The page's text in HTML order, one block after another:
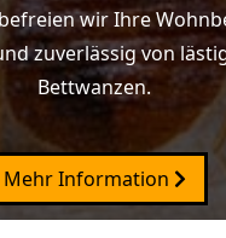
wir Ihre
zuverlässig von
Bettwanzen.
Mehr Information